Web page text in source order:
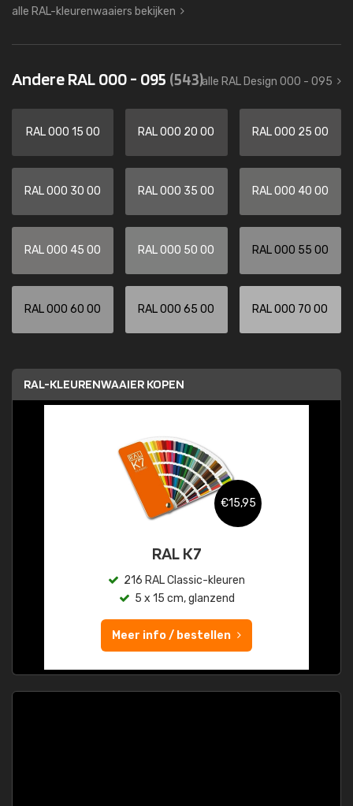
alle RAL-kleurenwaaiers bekijken
Andere RAL 000 - 095 (543)alle RAL Design 000 - 095
RAL 000 15 00 RAL 000 20 00 RAL 000 25 00
RAL 000 30 00 RAL 000 35 00 RAL 000 40 00
RAL 000 45 00 RAL 000 50 00 RAL 000 55 00
RAL 000 60 00 RAL 000 65 00 RAL 000 70 00
RAL-KLEURENWAAIER KOPEN
€15,95
RAL K7
216 RAL Classic-kleuren
5 x 15 cm, glanzend
Meer info / bestellen